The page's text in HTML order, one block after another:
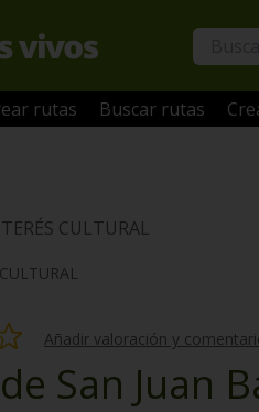
rutas Buscar rutas
CULTURAL
Añadir valoración y
San Juan